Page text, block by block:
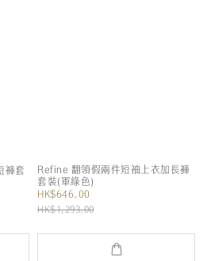
褲套
Refine 翻領假兩件短袖上衣加長褲
套裝(軍綠色)
HK$646.00
HK$1,293.00